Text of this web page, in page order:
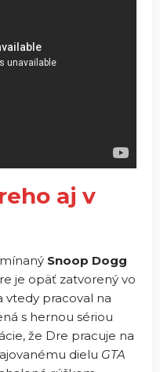
aj v
Snoop Dogg
je opäť zatvorený vo
vtedy pracoval na
s hernou sériou
že Dre pracuje na
dielu GTA